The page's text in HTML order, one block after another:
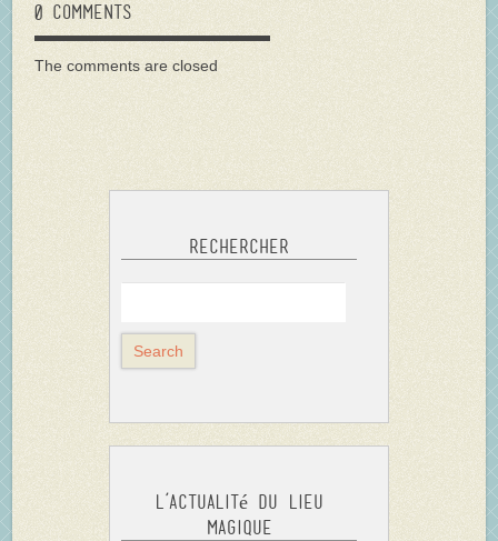
0 comments
The comments are closed
Rechercher
L’actualité du Lieu
Magique